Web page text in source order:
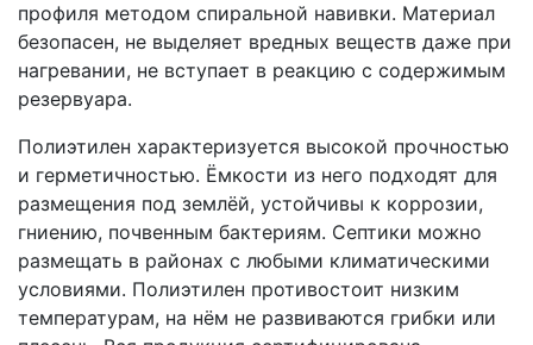
профиля методом спиральной навивки. Материал
безопасен, не выделяет вредных веществ даже при
нагревании, не вступает в реакцию с содержимым
резервуара.
Полиэтилен характеризуется высокой прочностью
и герметичностью. Ёмкости из него подходят для
размещения под землёй, устойчивы к коррозии,
гниению, почвенным бактериям. Септики можно
размещать в районах с любыми климатическими
условиями. Полиэтилен противостоит низким
температурам, на нём не развиваются грибки или